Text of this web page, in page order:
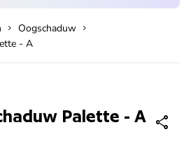
In winkelwagen
chevron_right Oogschaduw chevron_right
- A
Palette - A share